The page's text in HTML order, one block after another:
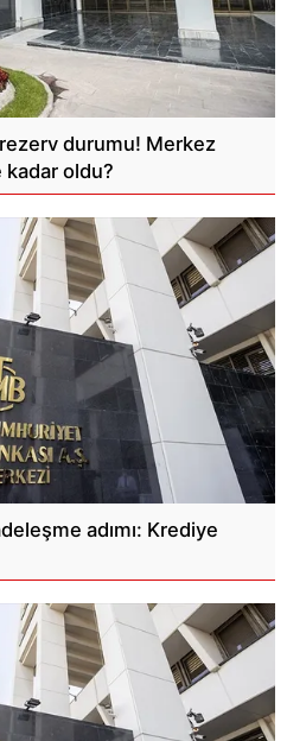
durumu! Merkez
kadar oldu?
adımı: Krediye